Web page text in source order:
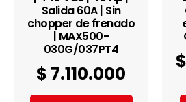
Salida 60A | Sin
chopper de frenado
| MAX500-
030G/037PT4
$ 7.110.000
$